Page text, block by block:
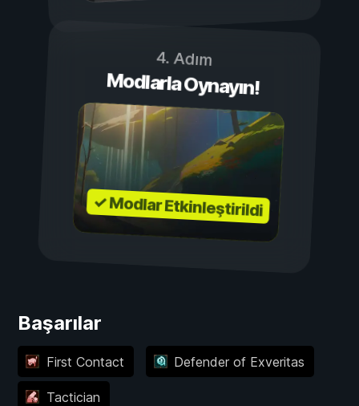
4. Adım
Modlarla Oynayın!
✓ Modlar Etkinleştirildi
Başarılar
First Contact Defender of Exveritas
Tactician